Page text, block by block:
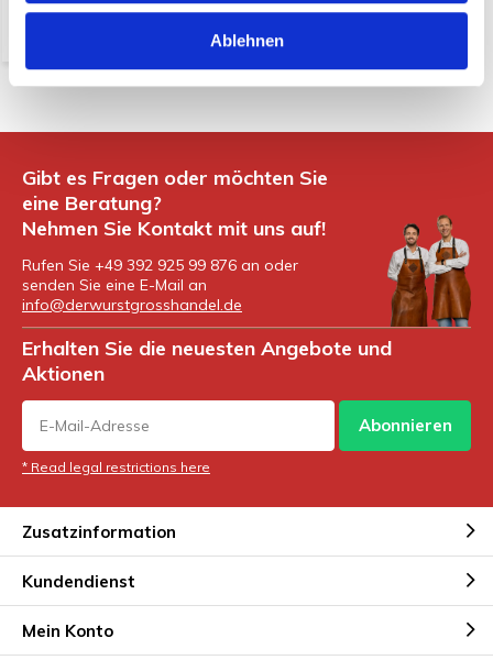
Ablehnen
Gibt es Fragen oder möchten Sie
eine Beratung?
Nehmen Sie Kontakt mit uns auf!
Rufen Sie +49 392 925 99 876 an oder
senden Sie eine E-Mail an
info@derwurstgrosshandel.de
Erhalten Sie die neuesten Angebote und
Aktionen
Abonnieren
* Read legal restrictions here
Zusatzinformation
Kundendienst
Mein Konto